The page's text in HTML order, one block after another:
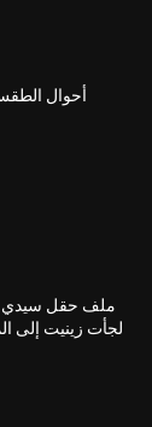
أحوال
ملف حقل سيدي
لجأت زينيت إلى